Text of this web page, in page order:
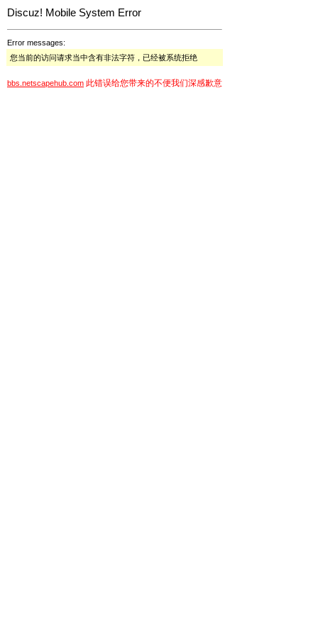
Discuz! Mobile System Error
Error messages:
您当前的访问请求当中含有非法字符，已经被系统拒绝
bbs.netscapehub.com 此错误给您带来的不便我们深感歉意